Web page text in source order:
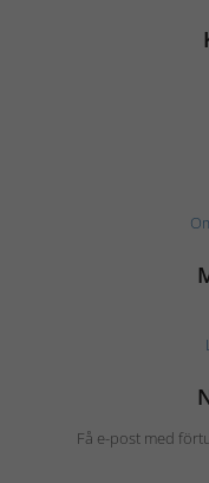
Få e-post med